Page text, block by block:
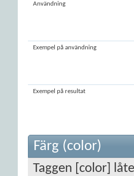
Användning
Exempel på användning
Exempel på resultat
Färg (color)
Taggen [color]